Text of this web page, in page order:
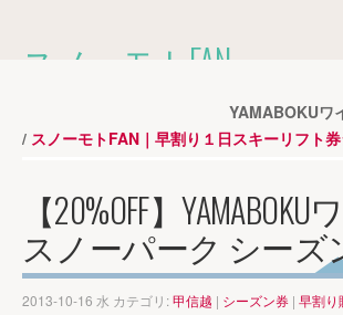
スノーモトFAN
早割１日券・シーズン券情報を掲載してい
ホーム»
YAMABOKUワ
スノーモトFAN｜早割り１日スキーリフト
【20%OFF】
スノーパーク シーズ
2013-10-16 水 カテゴリ:甲信越 | シーズン券 | 早割り